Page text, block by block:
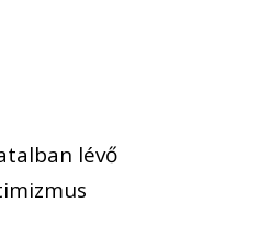
lévő